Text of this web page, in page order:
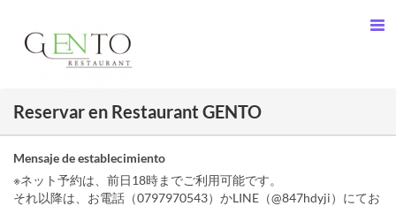
Reservar en Restaurant GENTO
Mensaje de establecimiento
※ネット予約は、前日18時までご利用可能です。
それ以降は、お電話（0797970543）かLINE（@847hdyji）にてお